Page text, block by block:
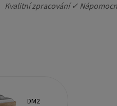
Kvalitní zpracování ✓
DM2